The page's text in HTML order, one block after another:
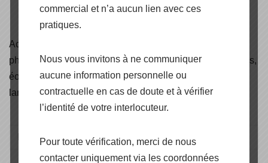
Accédez aux
photovoltaïques, onduleurs, structures de pose et fixations,
éoliennes, solaire thermique, câbles solaire, éclairage et
lampadaires solaire.
commercial et n’a aucun lien avec ces
pratiques.
Nous vous invitons à ne communiquer
aucune information personnelle ou
contractuelle en cas de doute et à vérifier
l’identité de votre interlocuteur.
Pour toute vérification, merci de nous
contacter uniquement via les coordonnées